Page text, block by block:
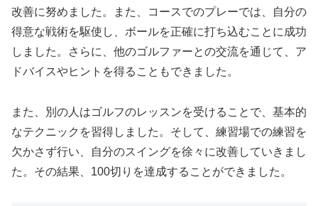
改善に努めました。また、コースでのプレーでは、自分の
得意な戦術を駆使し、ボールを正確に打ち込むことに成功
しました。さらに、他のゴルファーとの交流を通じて、ア
ドバイスやヒントを得ることもできました。
また、別の人はゴルフのレッスンを受けることで、基本的
なテクニックを習得しました。そして、練習場での練習を
欠かさず行い、自分のスイングを徐々に改善していきまし
た。その結果、100切りを達成することができました。